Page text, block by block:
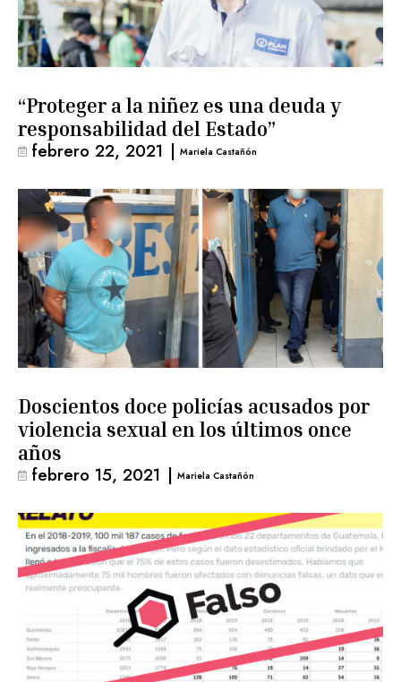
“Proteger a la niñez es una deuda y
responsabilidad del Estado”
febrero 22, 2021 | Mariela Castañón
Doscientos doce policías acusados por
violencia sexual en los últimos once
años
febrero 15, 2021 | Mariela Castañón